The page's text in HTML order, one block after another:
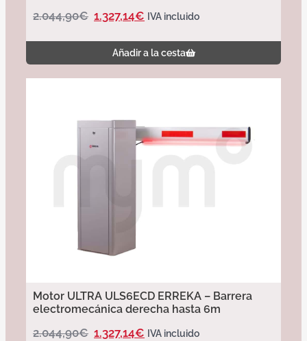
2.044,90€ 1.327,14€ IVA incluido
Añadir a la cesta
Motor ULTRA ULS6ECD ERREKA – Barrera
electromecánica derecha hasta 6m
2.044,90€ 1.327,14€ IVA incluido